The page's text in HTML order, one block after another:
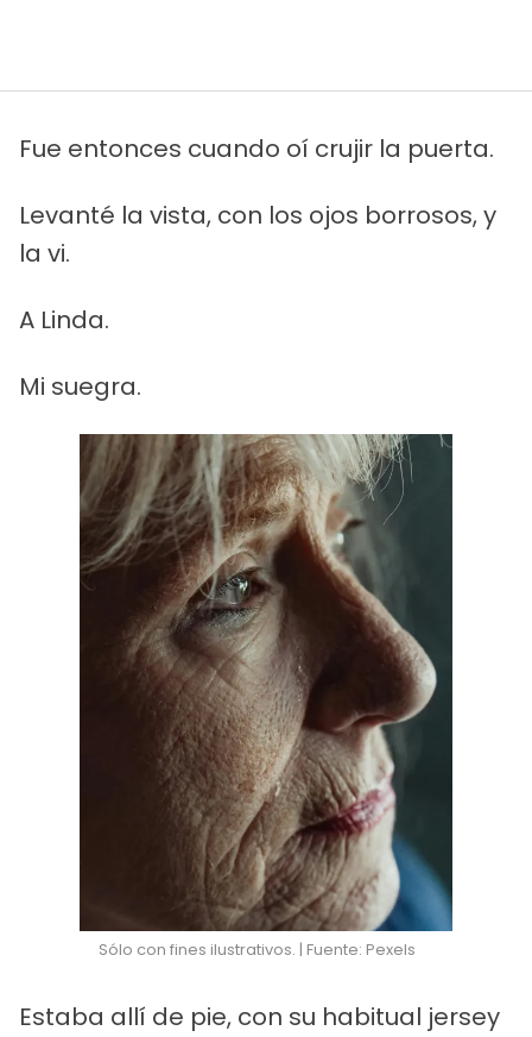
Fue entonces cuando oí crujir la puerta.
Levanté la vista, con los ojos borrosos, y
la vi.
A Linda.
Mi suegra.
Sólo con fines ilustrativos. | Fuente: Pexels
Estaba allí de pie, con su habitual jersey